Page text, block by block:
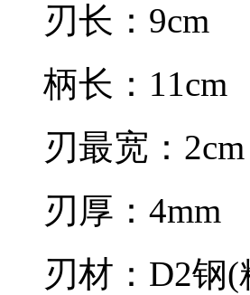
刃长：9cm
柄长：11cm
刃最宽：2cm
刃厚：4mm
刃材：D2钢